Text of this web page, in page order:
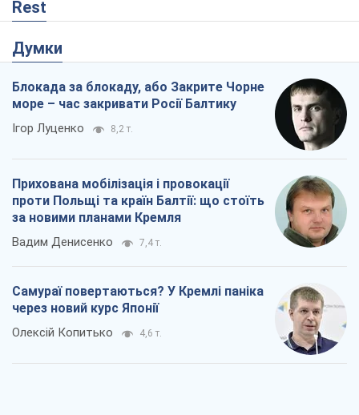
Rest
Думки
Блокада за блокаду, або Закрите Чорне
море – час закривати Росії Балтику
Ігор Луценко 8,2 т.
Прихована мобілізація і провокації
проти Польщі та країн Балтії: що стоїть
за новими планами Кремля
Вадим Денисенко 7,4 т.
Самураї повертаються? У Кремлі паніка
через новий курс Японії
Олексій Копитько 4,6 т.